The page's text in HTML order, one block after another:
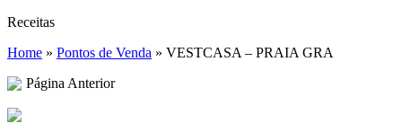
Receitas
Home » Pontos de Venda » VESTCASA – PRAIA GRA
Página Anterior